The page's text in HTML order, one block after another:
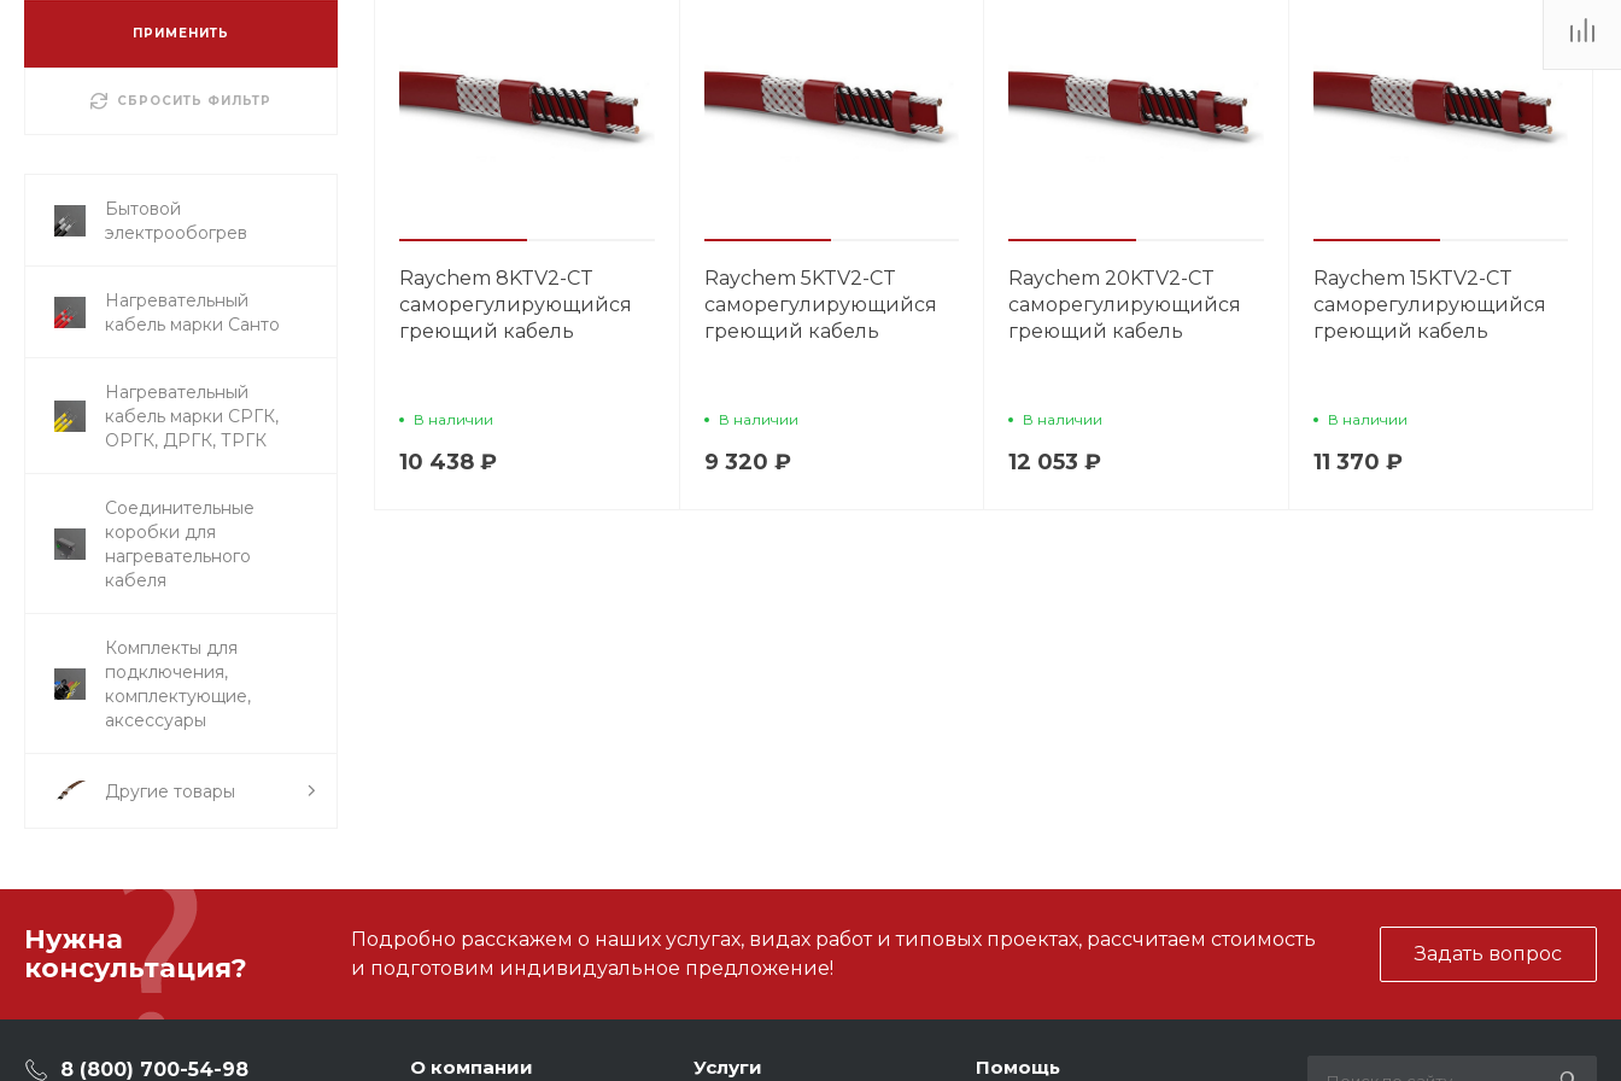
ПРИМЕНИТЬ
СБРОСИТЬ ФИЛЬТР
Бытовой
электрообогрев
Нагревательный
кабель марки Санто
Нагревательный
кабель марки СРГК,
ОРГК, ДРГК, ТРГК
Соединительные
коробки для
нагревательного
кабеля
Комплекты для
подключения,
комплектующие,
аксессуары
Другие товары
Raychem 8KTV2-CT
саморегулирующийся
греющий кабель
В наличии
10 438 ₽
Raychem 5KTV2-CT
саморегулирующийся
греющий кабель
В наличии
9 320 ₽
Raychem 20KTV2-CT
саморегулирующийся
греющий кабель
В наличии
12 053 ₽
Raychem 15KTV2-CT
саморегулирующийся
греющий кабель
В наличии
11 370 ₽
Нужна
консультация?
Подробно расскажем о наших услугах, видах работ и типовых проектах, рассчитаем стоимость
и подготовим индивидуальное предложение!
Задать вопрос
8 (800) 700-54-98 О компании Услуги Помощь